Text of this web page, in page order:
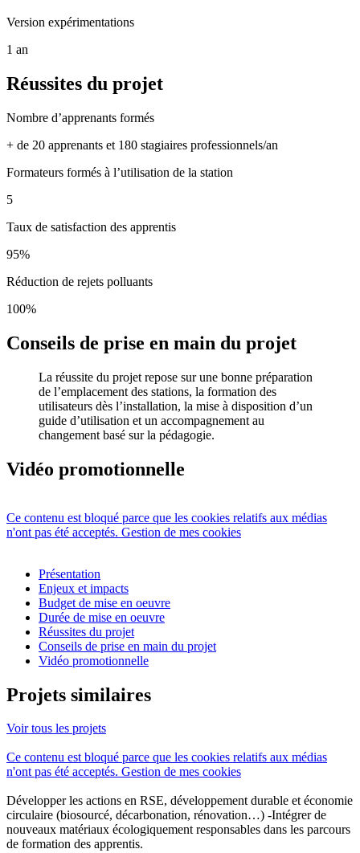
Version expérimentations
1 an
Réussites du projet
Nombre d’apprenants formés
+ de 20 apprenants et 180 stagiaires professionnels/an
Formateurs formés à l’utilisation de la station
5
Taux de satisfaction des apprentis
95%
Réduction de rejets polluants
100%
Conseils de prise en main du projet
La réussite du projet repose sur une bonne préparation
de l’emplacement des stations, la formation des
utilisateurs dès l’installation, la mise à disposition d’un
guide d’utilisation et un accompagnement au
changement basé sur la pédagogie.
Vidéo promotionnelle
Ce contenu est bloqué parce que les cookies relatifs aux médias
n'ont pas été acceptés. Gestion de mes cookies
Présentation
Enjeux et impacts
Budget de mise en oeuvre
Durée de mise en oeuvre
Réussites du projet
Conseils de prise en main du projet
Vidéo promotionnelle
Projets similaires
Voir tous les projets
Ce contenu est bloqué parce que les cookies relatifs aux médias
n'ont pas été acceptés. Gestion de mes cookies
Développer les actions en RSE, développement durable et économie
circulaire (biosourcé, décarbonation, rénovation…) -Intégrer de
nouveaux matériaux écologiquement responsables dans les parcours
de formation des apprentis.